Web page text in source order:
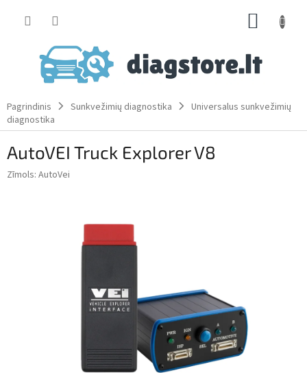
Pagrindinis Sunkvežimių diagnostika
Universalus sunkvežimių
diagnostika
AutoVEI Truck Explorer V8
Zīmols: AutoVei